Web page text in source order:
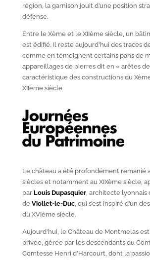
région, la garnison jouit d’une position
défense.
Entre le Xèmeet le XIIèmesiècle, un
est édifié. Il reste aujourd’hui des traces
comme en témoignent certains pans de
appareillages de pierres dit en « arêtes
caractéristique des constructions du X
XIIèmesiècle.
Le château a été profondément remanié
siècles et notamment au XIXèmesiècle,
par Louis Dupasquier, architecte lyonnais
de Viollet-le-Duc, qui s’est inspiré d’un
du XVIèmesiècle.
Aujourd’hui, le Château de Montmelas
privée, gérée par les descendants du
Comtesse Henri d’Harcourt, dont la